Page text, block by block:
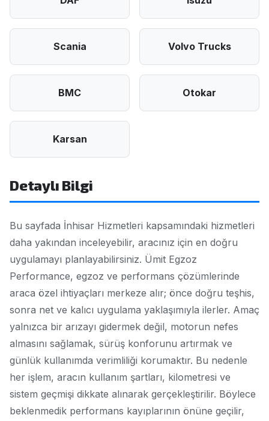
Scania Volvo Trucks
BMC Otokar
Karsan
Detaylı Bilgi
Bu sayfada İnhisar Hizmetleri kapsamındaki hizmetleri
daha yakından inceleyebilir, aracınız için en doğru
uygulamayı planlayabilirsiniz. Ümit Egzoz
Performance, egzoz ve performans çözümlerinde
araca özel ihtiyaçları merkeze alır; önce doğru teşhis,
sonra net ve kalıcı uygulama yaklaşımıyla ilerler. Amaç
yalnızca bir arızayı gidermek değil, motorun nefes
almasını sağlamak, sürüş konforunu artırmak ve
günlük kullanımda verimliliği korumaktır. Bu nedenle
her işlem, aracın kullanım şartları, kilometresi ve
sistem geçmişi dikkate alınarak gerçekleştirilir. Böylece
beklenmedik performans kayıplarının önüne geçilir,